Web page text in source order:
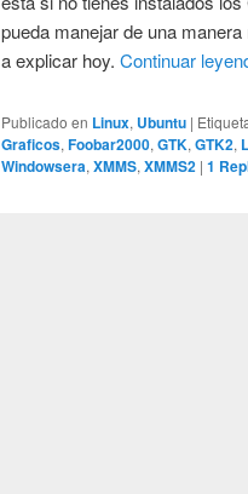
pueda manejar de una
a explicar hoy.Continuar
Publicado en Linux, Ubuntu |
Graficos,Foobar2000,GTK,GTK2,
Windowsera,XMMS,XMMS2 |1